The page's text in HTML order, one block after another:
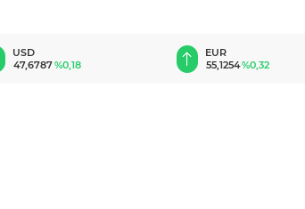
EUR
55,1254%0,32
GBP
64,3468%0,38